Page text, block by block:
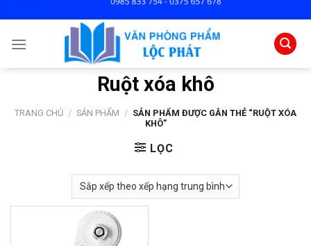
Ruột xóa khô
TRANG CHỦ / SẢN PHẨM / SẢN PHẨM ĐƯỢC GẮN THẺ “RUỘT XÓA
KHÔ”
LỌC